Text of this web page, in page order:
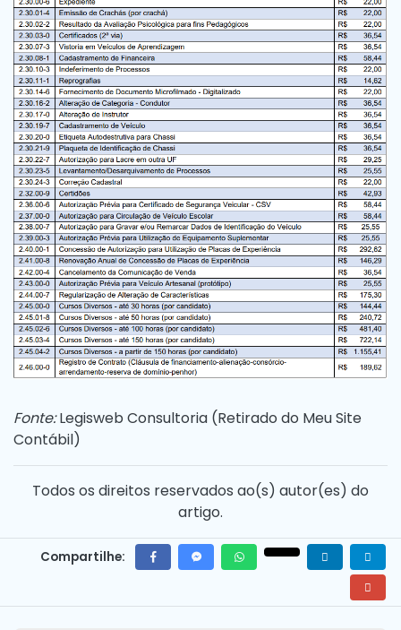
Fonte:Legisweb Consultoria (Retirado do Meu Site
Contábil)
Todos os direitos reservados ao(s) autor(es) do
artigo.
Compartilhe: